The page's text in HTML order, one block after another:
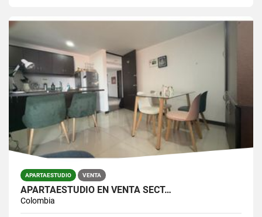
APARTAESTUDIO VENTA
APARTAESTUDIO EN VENTA SECT…
Colombia